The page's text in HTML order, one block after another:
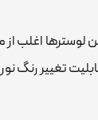
لوسترها اغلب
تغییر رنگ